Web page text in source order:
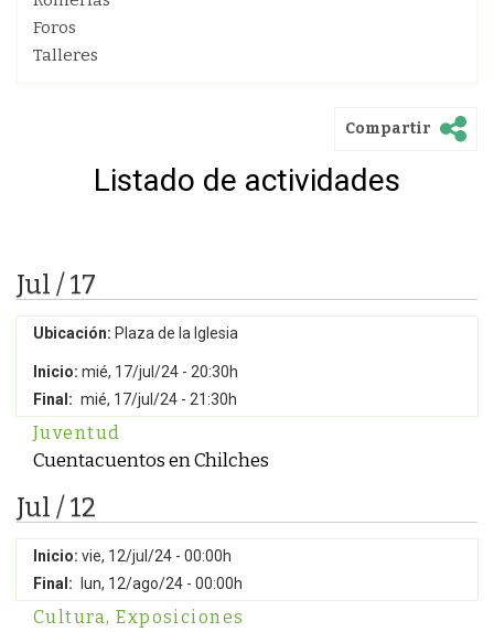
Foros
Talleres
Compartir
Listado de actividades
Jul / 17
Ubicación: Plaza de la Iglesia
Inicio: mié, 17/jul/24 - 20:30h
Final: mié, 17/jul/24 - 21:30h
Juventud
Cuentacuentos en Chilches
Jul / 12
Inicio: vie, 12/jul/24 - 00:00h
Final:
lun, 12/ago/24 - 00:00h
Cultura, Exposiciones